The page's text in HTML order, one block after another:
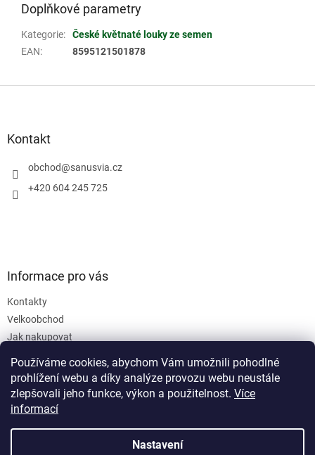
Používáme cookies, abychom Vám umožnili pohodlné
prohlížení webu a díky analýze provozu webu neustále
zlepšovali jeho funkce, výkon a použitelnost. Více
informací
Nastavení
Doplňkové parametry
Kategorie:
České květnaté louky ze semen
EAN: 8595121501878
Kontakt
obchod@sanusvia.cz
+420 604 245 725
Informace pro vás
Kontakty
Velkoobchod
Jak nakupovat
Podmínky ochrany osobních údajů
Vytvořil Shoptet